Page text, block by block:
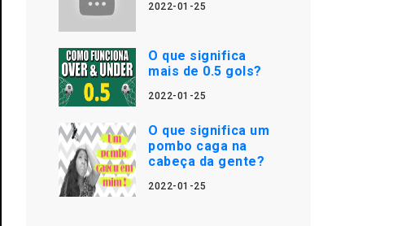
2022-01-25
O que significa
mais de 0.5 gols?
2022-01-25
O que significa um
pombo caga na
cabeça da gente?
2022-01-25